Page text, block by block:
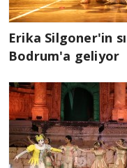
Erika Silgoner'in
Bodrum'a geliyor